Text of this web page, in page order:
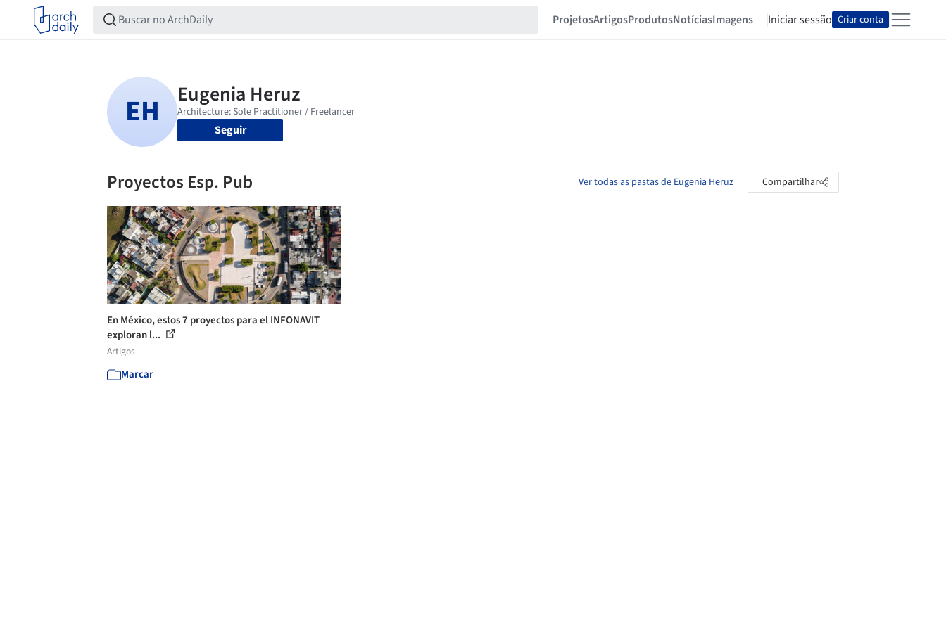
ProjetosArtigosProdutosNotíciasImagens Iniciar sessão Criar conta
Seguir
Proyectos Esp. Pub Ver todas as pastas de Eugenia Heruz Compartilhar
En México, estos 7 proyectos para el INFONAVIT
exploran l...
Artigos
Marcar